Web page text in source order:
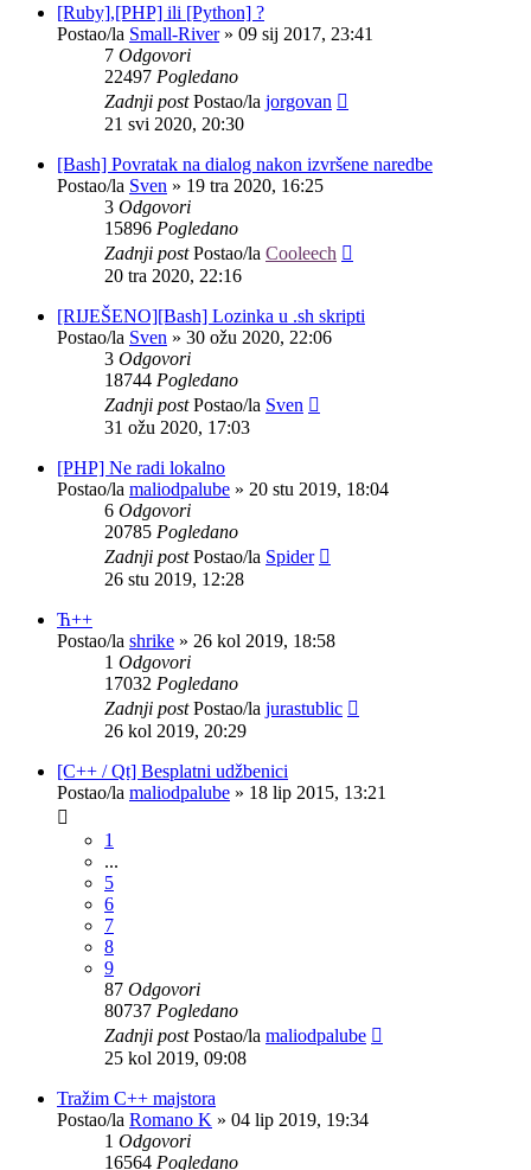
[Ruby],[PHP] ili [Python] ?
Postao/la Small-River» 09 sij 2017, 23:41
7 Odgovori
22497 Pogledano
Zadnji postPostao/la jorgovan
21 svi 2020, 20:30
[Bash] Povratak na dialog nakon izvršene naredbe
Postao/la Sven » 19 tra 2020, 16:25
3 Odgovori
15896 Pogledano
Zadnji postPostao/la Cooleech
20 tra 2020, 22:16
[RIJEŠENO][Bash] Lozinka u .sh skripti
Postao/la Sven » 30 ožu 2020, 22:06
3 Odgovori
18744 Pogledano
Zadnji postPostao/la Sven
31 ožu 2020, 17:03
[PHP] Ne radi lokalno
Postao/la maliodpalube » 20 stu 2019, 18:04
6 Odgovori
20785 Pogledano
Zadnji postPostao/la Spider
26 stu 2019, 12:28
Ћ++
Postao/la shrike » 26 kol 2019, 18:58
1 Odgovori
17032 Pogledano
Zadnji postPostao/la jurastublic
26 kol 2019, 20:29
[C++ / Qt] Besplatni udžbenici
Postao/la maliodpalube » 18 lip 2015, 13:21
1
...
5
6
7
8
9
87 Odgovori
80737 Pogledano
Zadnji postPostao/la maliodpalube
25 kol 2019, 09:08
Tražim C++ majstora
Postao/la Romano K » 04 lip 2019, 19:34
1 Odgovori
16564 Pogledano